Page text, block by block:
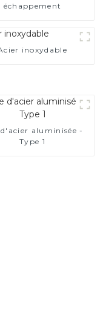
échappement
inoxydable
d'acier aluminisée -
Type 1